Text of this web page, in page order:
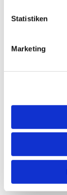
Statistiken
Marketing